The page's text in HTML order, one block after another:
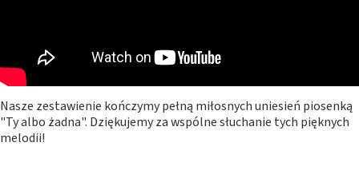
Nasze zestawienie kończymy pełną miłosnych uniesień piosenką
"Ty albo żadna". Dziękujemy za wspólne słuchanie tych pięknych
melodii!